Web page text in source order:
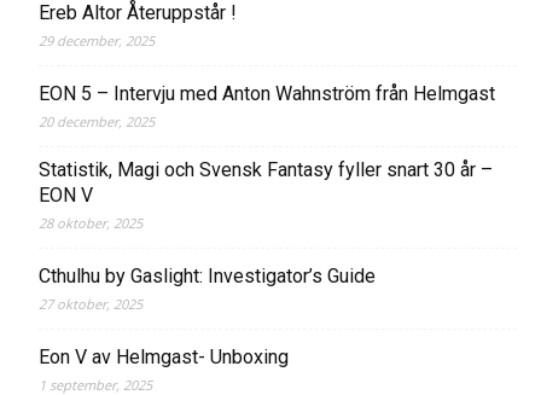
Ereb Altor Återuppstår !
29 december, 2025
EON 5 – Intervju med Anton Wahnström från Helmgast
20 december, 2025
Statistik, Magi och Svensk Fantasy fyller snart 30 år –
EON V
28 oktober, 2025
Cthulhu by Gaslight: Investigator’s Guide
27 oktober, 2025
Eon V av Helmgast- Unboxing
1 september, 2025